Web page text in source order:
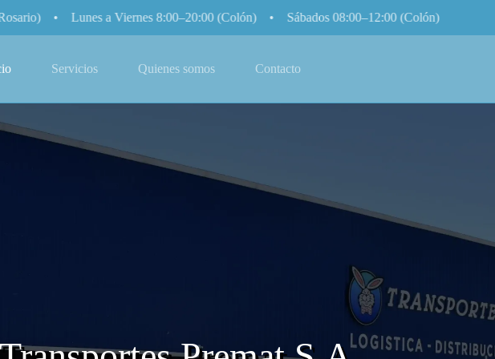
Lunes a Viernes 8:00–20:00 (Colón) • Sábados 08:00–12:00 (Colón)
Servicios Quienes somos Contacto